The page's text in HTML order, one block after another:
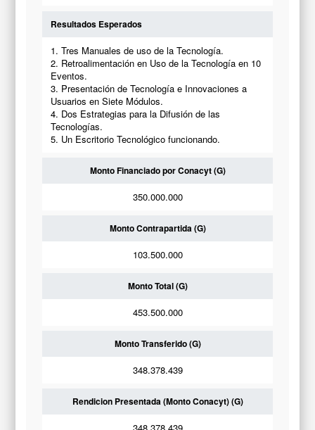
Resultados Esperados
1. Tres Manuales de uso de la Tecnología.
2. Retroalimentación en Uso de la Tecnología en 10
Eventos.
3. Presentación de Tecnología e Innovaciones a
Usuarios en Siete Módulos.
4. Dos Estrategias para la Difusión de las
Tecnologías.
5. Un Escritorio Tecnológico funcionando.
Monto Financiado por Conacyt (G)
350.000.000
Monto Contrapartida (G)
103.500.000
Monto Total (G)
453.500.000
Monto Transferido (G)
348.378.439
Rendicion Presentada (Monto Conacyt) (G)